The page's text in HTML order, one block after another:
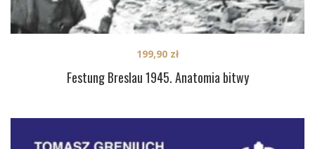
Festung Breslau 1945. Anatomia bitwy
199,90 zł